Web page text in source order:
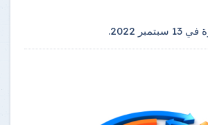
في 13 سبتمبر 2022 .